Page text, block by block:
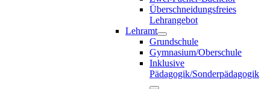
Überschneidungsfreies
Lehrangebot
Lehramt
Grundschule
Gymnasium/Oberschule
Inklusive
Pädagogik/Sonderpädagogik